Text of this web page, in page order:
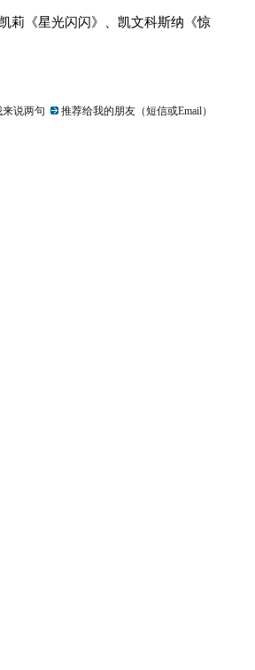
《星光闪闪》、凯文科斯纳《惊
来说两句
推荐给我的朋友（短信或Email）